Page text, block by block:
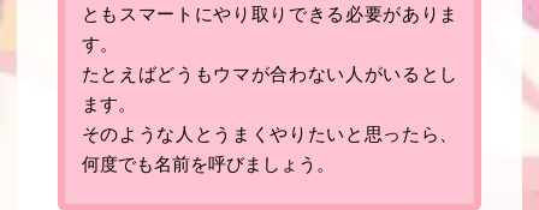
ともスマートにやり取りできる必要がありま
す。
たとえばどうもウマが合わない人がいるとし
ます。
そのような人とうまくやりたいと思ったら、
何度でも名前を呼びましょう。